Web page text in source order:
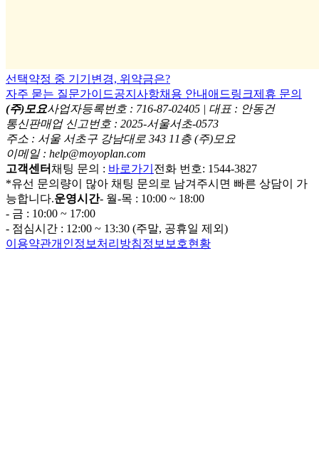
선택약정 중 기기변경, 위약금은?
자주 묻는 질문가이드공지사항채용 안내 애드링크제휴 문의
(주)모요사업자등록번호 : 716-87-02405 | 대표 : 안동건
통신판매업 신고번호 : 2025-서울서초-0573
주소 : 서울 서초구 강남대로 343 11층 (주)모요
이메일 : help@moyoplan.com
고객센터채팅 문의 : 바로가기 전화 번호: 1544-3827
*유선 문의량이 많아 채팅 문의로 남겨주시면 빠른 상담이 가
능합니다.운영시간- 월-목 : 10:00 ~ 18:00
- 금 : 10:00 ~ 17:00
- 점심시간 : 12:00 ~ 13:30 (주말, 공휴일 제외)
이용약관개인정보처리방침정보보호현황